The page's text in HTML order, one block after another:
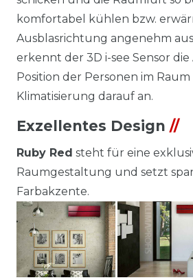
komfortabel kühlen bzw.
Ausblasrichtung angenehm
erkennt der 3D i-see Sensor
Position der Personen im
Klimatisierung darauf an.
Exzellentes Design //
Ruby Red steht für eine
Raumgestaltung und setzt
Farbakzente.